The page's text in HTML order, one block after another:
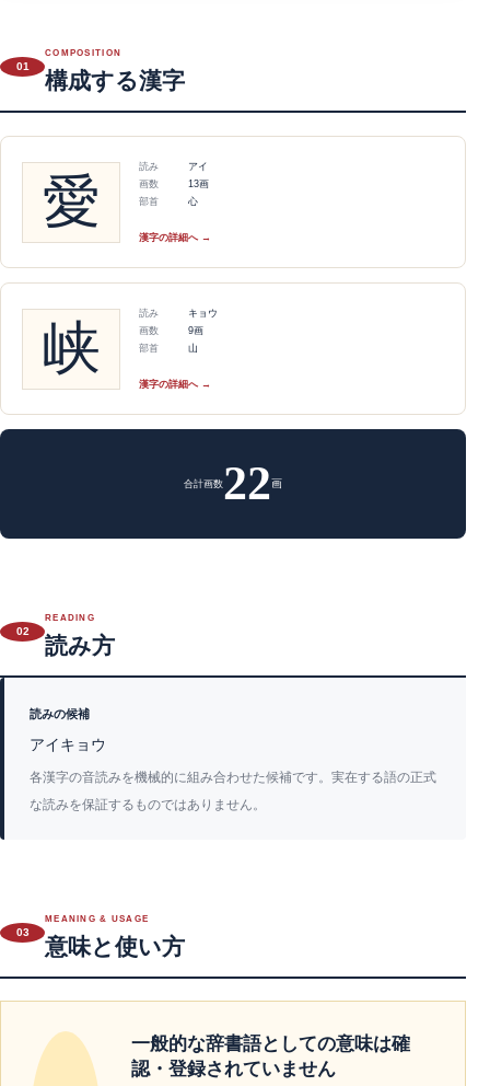
01
COMPOSITION
構成する漢字
愛
読み
アイ
画数
13画
部首
心
漢字の詳細へ →
峡
読み
キョウ
画数
9画
部首
山
漢字の詳細へ →
合計画数22画
02
READING
読み方
読みの候補
アイキョウ
各漢字の音読みを機械的に組み合わせた候補です。実在する語の正式
な読みを保証するものではありません。
03
MEANING & USAGE
意味と使い方
一般的な辞書語としての意味は確
認・登録されていません